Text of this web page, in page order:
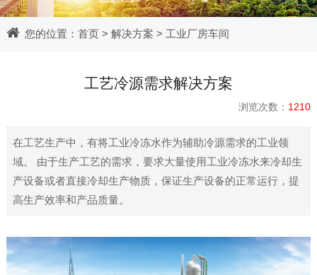
您的位置： 首页> 解决方案 > 工业厂房车间
工艺冷源需求解决方案
浏览次数： 1210
在工艺生产中，有将工业冷冻水作为辅助冷源需求的工业领
域。 由于生产工艺的需求，要求大量使用工业冷冻水来冷却生
产设备或者直接冷却生产物质，保证生产设备的正常运行，提
高生产效率和产品质量。